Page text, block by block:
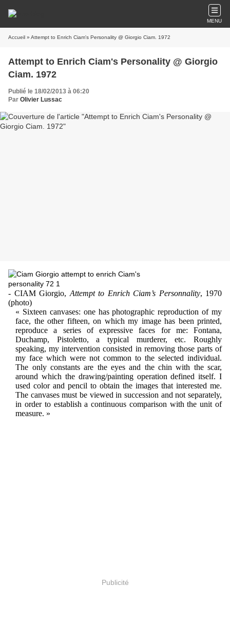
MENU
Accueil » Attempt to Enrich Ciam's Personality @ Giorgio Ciam. 1972
Attempt to Enrich Ciam's Personality @ Giorgio
Ciam. 1972
Publié le 18/02/2013 à 06:20
Par Olivier Lussac
- CIAM Giorgio, Attempt to Enrich Ciam’s Personnality, 1970
(photo)
« Sixteen canvases: one has photographic reproduction of my
face, the other fifteen, on which my image has been printed,
reproduce a series of expressive faces for me: Fontana,
Duchamp, Pistoletto, a typical murderer, etc. Roughly
speaking, my intervention consisted in removing those parts of
my face which were not common to the selected individual.
The only constants are the eyes and the chin with the scar,
around which the drawing/painting operation defined itself. I
used color and pencil to obtain the images that interested me.
The canvases must be viewed in succession and not separately,
in order to establish a continuous comparison with the unit of
measure. »
Publicité